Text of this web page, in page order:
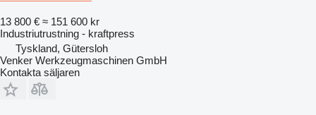
13 800 € ≈ 151 600 kr
Industriutrustning - kraftpress
Tyskland, Gütersloh
Venker Werkzeugmaschinen GmbH
Kontakta säljaren